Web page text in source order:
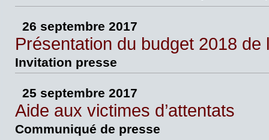
26 septembre 2017
Présentation du budget 2018 de
Invitation presse
25 septembre 2017
Aide aux victimes d’attentats
Communiqué de presse